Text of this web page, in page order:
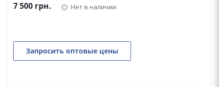
7 500 грн. Нет в наличии
Запросить оптовые цены